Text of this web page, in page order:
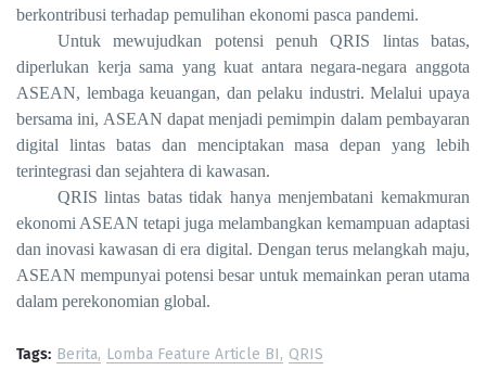
berkontribusi terhadap pemulihan ekonomi pasca pandemi.
Untuk mewujudkan potensi penuh QRIS lintas batas,
diperlukan kerja sama yang kuat antara negara-negara anggota
ASEAN, lembaga keuangan, dan pelaku industri. Melalui upaya
bersama ini, ASEAN dapat menjadi pemimpin dalam pembayaran
digital lintas batas dan menciptakan masa depan yang lebih
terintegrasi dan sejahtera di kawasan.
QRIS lintas batas tidak hanya menjembatani kemakmuran
ekonomi ASEAN tetapi juga melambangkan kemampuan adaptasi
dan inovasi kawasan di era digital. Dengan terus melangkah maju,
ASEAN mempunyai potensi besar untuk memainkan peran utama
dalam perekonomian global.
Tags: Berita Lomba Feature Article BI QRIS